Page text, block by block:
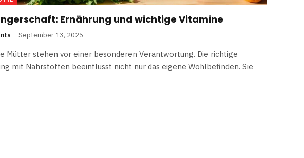
Ernährung und wichtige Vitamine
September 13, 2025
Mütter stehen vor einer besonderen Verantwortung. Die richtige
mit Nährstoffen beeinflusst nicht nur das eigene Wohlbefinden. Sie